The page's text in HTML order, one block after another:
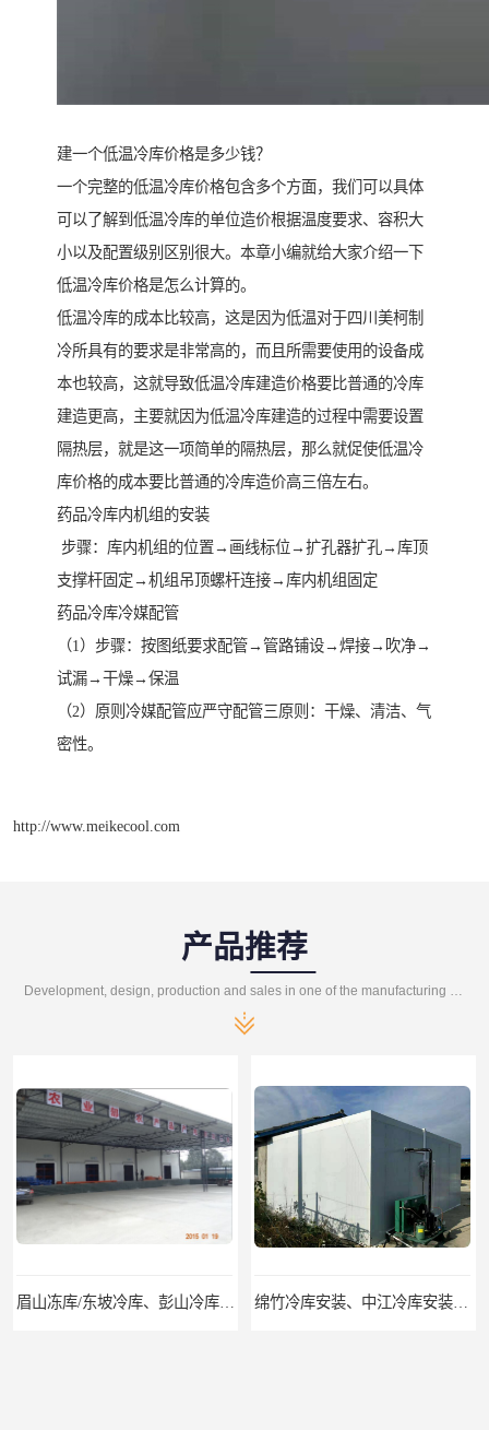
建一个低温冷库价格是多少钱？
一个完整的低温冷库价格包含多个方面，我们可以具体
可以了解到低温冷库的单位造价根据温度要求、容积大
小以及配置级别区别很大。本章小编就给大家介绍一下
低温冷库价格是怎么计算的。
低温冷库的成本比较高，这是因为低温对于四川美柯制
冷所具有的要求是非常高的，而且所需要使用的设备成
本也较高，这就导致低温冷库建造价格要比普通的冷库
建造更高，主要就因为低温冷库建造的过程中需要设置
隔热层，就是这一项简单的隔热层，那么就促使低温冷
库价格的成本要比普通的冷库造价高三倍左右。
药品冷库内机组的安装
步骤：库内机组的位置→画线标位→扩孔器扩孔→库顶
支撑杆固定→机组吊顶螺杆连接→库内机组固定
药品冷库冷媒配管
（1）步骤：按图纸要求配管→管路铺设→焊接→吹净→
试漏→干燥→保温
（2）原则冷媒配管应严守配管三原则：干燥、清洁、气
密性。
http://www.meikecool.com
产品推荐